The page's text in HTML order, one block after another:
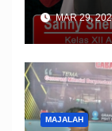
MAR 29,
MAJALAH